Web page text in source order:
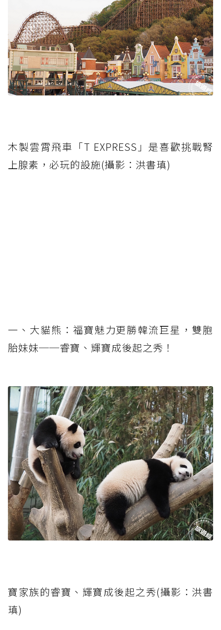
木製雲霄飛車「T EXPRESS」是喜歡挑戰腎
上腺素，必玩的設施(攝影：洪書瑱)
一、大貓熊：福寶魅力更勝韓流巨星，雙胞
胎妹妹──睿寶、輝寶成後起之秀！
寶家族的睿寶、輝寶成後起之秀(攝影：洪書
瑱)